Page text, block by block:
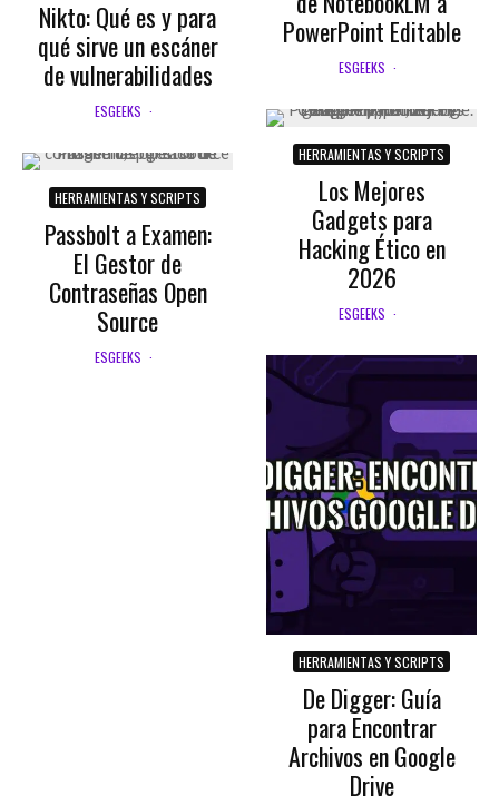
Nikto: Qué es y para
qué sirve un escáner
de vulnerabilidades
ESGEEKS ·
HERRAMIENTAS Y SCRIPTS
Passbolt a Examen:
El Gestor de
Contraseñas Open
Source
ESGEEKS ·
PowerPoint Editable
ESGEEKS ·
HERRAMIENTAS Y SCRIPTS
Los Mejores
Gadgets para
Hacking Ético en
2026
ESGEEKS ·
HERRAMIENTAS Y SCRIPTS
De Digger: Guía
para Encontrar
Archivos en Google
Drive